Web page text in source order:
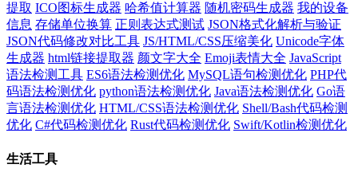
提取 ICO图标生成器 哈希值计算器 随机密码生成器 我的设备
信息 存储单位换算 正则表达式测试 JSON格式化解析与验证
JSON代码修改对比工具 JS/HTML/CSS压缩美化 Unicode字体
生成器 html链接提取器 颜文字大全 Emoji表情大全 JavaScript
语法检测工具 ES6语法检测优化 MySQL语句检测优化 PHP代
码语法检测优化 python语法检测优化 Java语法检测优化 Go语
言语法检测优化 HTML/CSS语法检测优化 Shell/Bash代码检测
优化 C#代码检测优化 Rust代码检测优化 Swift/Kotlin检测优化
生活工具